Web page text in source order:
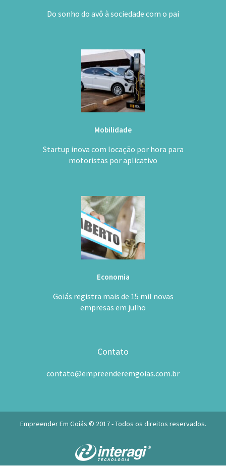
Do sonho do avô à sociedade com o pai
Mobilidade
Startup inova com locação por hora para
motoristas por aplicativo
Economia
Goiás registra mais de 15 mil novas
empresas em julho
Contato
contato@empreenderemgoias.com.br
Empreender Em Goiás © 2017 - Todos os direitos reservados.